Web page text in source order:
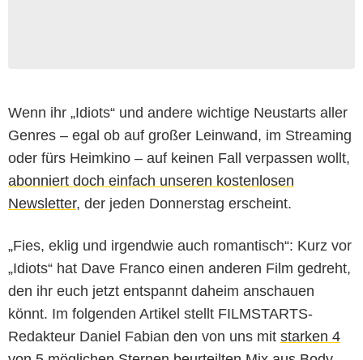
Wenn ihr „Idiots“ und andere wichtige Neustarts aller
Genres – egal ob auf großer Leinwand, im Streaming
oder fürs Heimkino – auf keinen Fall verpassen wollt,
abonniert doch einfach unseren kostenlosen
Newsletter, der jeden Donnerstag erscheint.
„Fies, eklig und irgendwie auch romantisch“: Kurz vor
„Idiots“ hat Dave Franco einen anderen Film gedreht,
den ihr euch jetzt entspannt daheim anschauen
könnt. Im folgenden Artikel stellt FILMSTARTS-
Redakteur Daniel Fabian den von uns mit starken 4